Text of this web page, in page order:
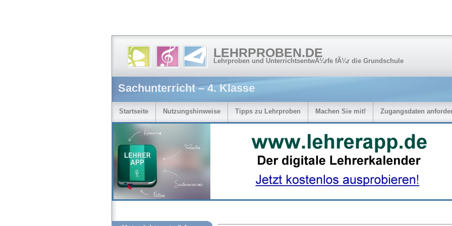
LEHRPROBEN.DE
Lehrproben und UnterrichtsentwÃ¼rfe fÃ¼r die Grundschule
Sachunterricht – 4. Klasse
Startseite Nutzungshinweise Tipps zu Lehrproben Machen Sie mit! Zugangsdaten